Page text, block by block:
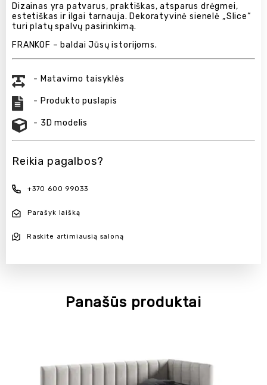
Dizainas yra patvarus, praktiškas, atsparus drėgmei,
estetiškas ir ilgai tarnauja. Dekoratyvinė sienelė „Slice“
turi platų spalvų pasirinkimą.
FRANKOF – baldai Jūsų istorijoms.
- Matavimo taisyklės
- Produkto puslapis
- 3D modelis
Reikia pagalbos?
+370 600 99033
Parašyk laišką
Raskite artimiausią saloną
Panašūs produktai